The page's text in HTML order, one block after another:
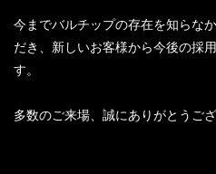
今までバルチップの存在を知らな
だき、新しいお客様から今後の採
す。
多数のご来場、誠にありがとうござ